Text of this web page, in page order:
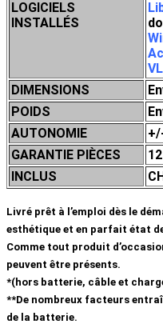
LOGICIELS
INSTALLÉS
DIMENSIONS
POIDS
AUTONOMIE
GARANTIE PIÈCES
INCLUS
Livré prêt à l’emploi dès le
esthétique et en parfait état
Comme tout produit
peuvent être présents.
*(hors batterie, câble et
**De nombreux facteurs
de la batterie.